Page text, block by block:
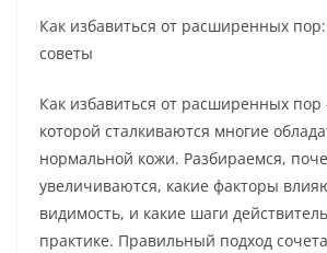
Как избавиться от расширенных
советы
Как избавиться от расширенных
которой сталкиваются многие
нормальной кожи. Разбираемся,
увеличиваются, какие факторы
видимость, и какие шаги
практике. Правильный подход